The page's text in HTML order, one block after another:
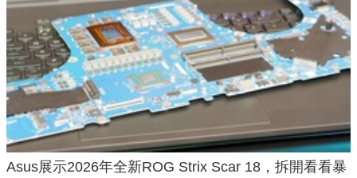
Asus展示2026年全新ROG Strix Scar 18，拆開看看暴